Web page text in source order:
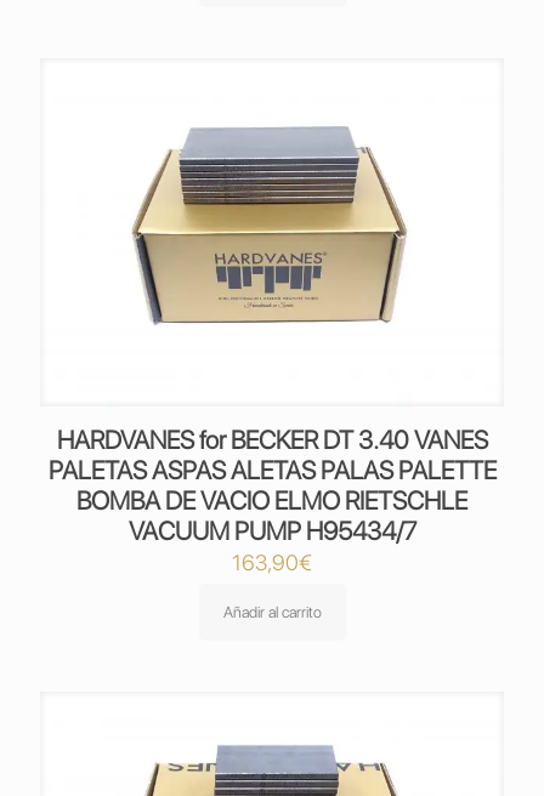
HARDVANES for BECKER DT 3.40 VANES
PALETAS ASPAS ALETAS PALAS PALETTE
BOMBA DE VACIO ELMO RIETSCHLE
VACUUM PUMP H95434/7
163,90€
Añadir al carrito